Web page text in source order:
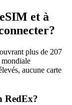
et à
plus de 207
aucune carte
RedEx?